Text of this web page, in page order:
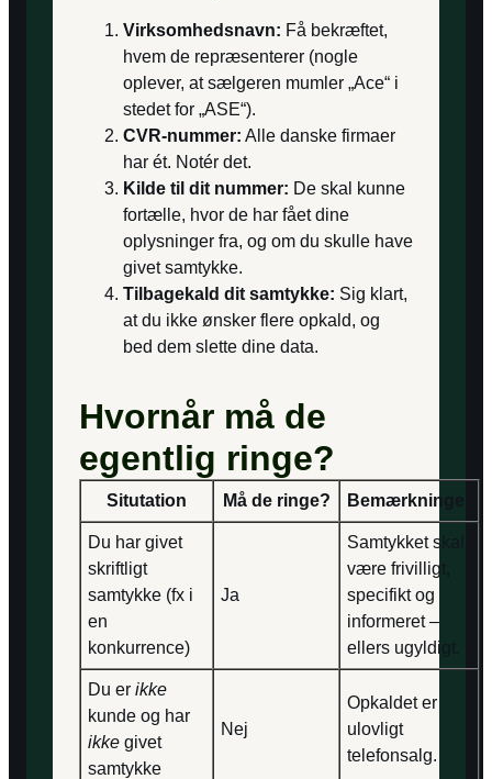
Virksomhedsnavn: Få bekræftet,
hvem de repræsenterer (nogle
oplever, at sælgeren mumler „Ace“ i
stedet for „ASE“).
CVR-nummer: Alle danske firmaer
har ét. Notér det.
Kilde til dit nummer: De skal kunne
fortælle, hvor de har fået dine
oplysninger fra, og om du skulle have
givet samtykke.
Tilbagekald dit samtykke: Sig klart,
at du ikke ønsker flere opkald, og
bed dem slette dine data.
Hvornår må de
egentlig ringe?
Situtation Må de ringe? Bemærkninger
Du har givet
skriftligt
samtykke (fx i
en
konkurrence)
Ja
Samtykket skal
være frivilligt,
specifikt og
informeret –
ellers ugyldigt.
Du er ikke
kunde og har
ikke givet
samtykke
Nej
Opkaldet er
ulovligt
telefonsalg.